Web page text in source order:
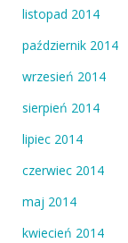
listopad 2014
październik 2014
wrzesień 2014
sierpień 2014
lipiec 2014
czerwiec 2014
maj 2014
kwiecień 2014